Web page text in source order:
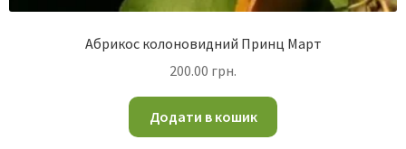
Абрикос колоновидний Принц Март
200.00 грн.
Додати в кошик